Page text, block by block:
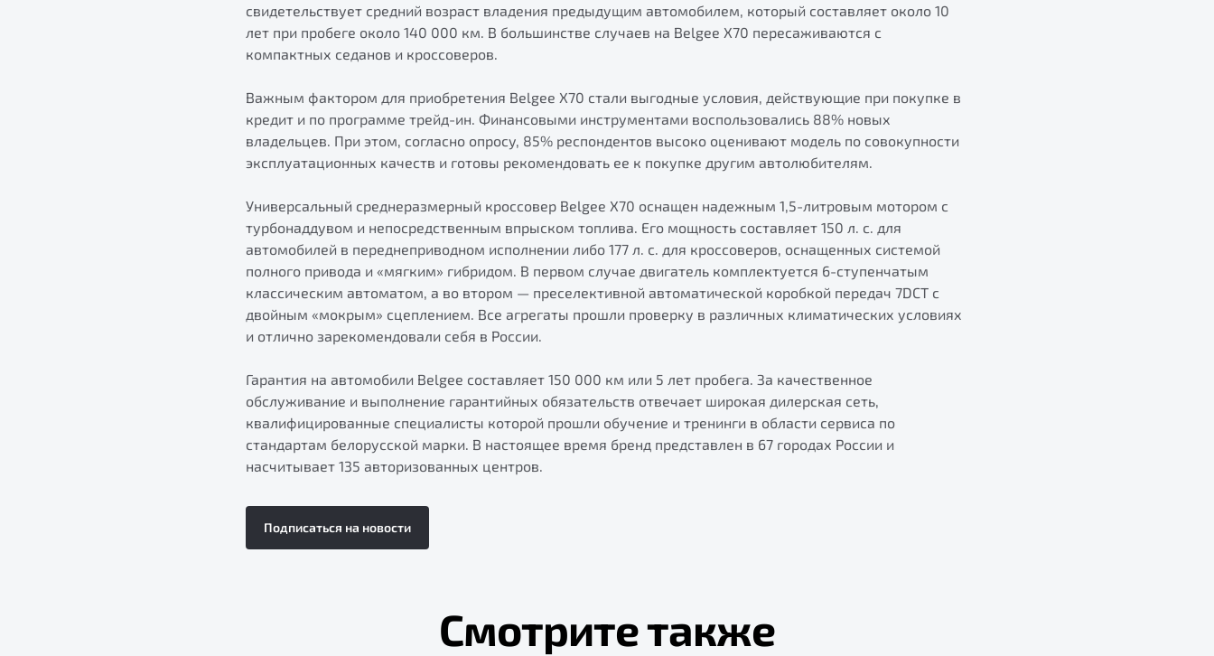
свидетельствует средний возраст владения предыдущим автомобилем, который составляет около 10
лет при пробеге около 140 000 км. В большинстве случаев на Belgee X70 пересаживаются с
компактных седанов и кроссоверов.
Важным фактором для приобретения Belgee Х70 стали выгодные условия, действующие при покупке в
кредит и по программе трейд-ин. Финансовыми инструментами воспользовались 88% новых
владельцев. При этом, согласно опросу, 85% респондентов высоко оценивают модель по совокупности
эксплуатационных качеств и готовы рекомендовать ее к покупке другим автолюбителям.
Универсальный среднеразмерный кроссовер Belgee X70 оснащен надежным 1,5-литровым мотором с
турбонаддувом и непосредственным впрыском топлива. Его мощность составляет 150 л. с. для
автомобилей в переднеприводном исполнении либо 177 л. с. для кроссоверов, оснащенных системой
полного привода и «мягким» гибридом. В первом случае двигатель комплектуется 6-ступенчатым
классическим автоматом, а во втором — преселективной автоматической коробкой передач 7DCT с
двойным «мокрым» сцеплением. Все агрегаты прошли проверку в различных климатических условиях
и отлично зарекомендовали себя в России.
Гарантия на автомобили Belgee составляет 150 000 км или 5 лет пробега. За качественное
обслуживание и выполнение гарантийных обязательств отвечает широкая дилерская сеть,
квалифицированные специалисты которой прошли обучение и тренинги в области сервиса по
стандартам белорусской марки. В настоящее время бренд представлен в 67 городах России и
насчитывает 135 авторизованных центров.
Подписаться на новости
Смотрите также